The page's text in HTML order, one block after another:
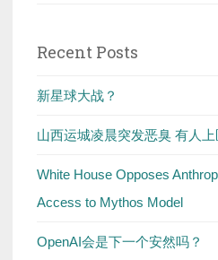
Recent Posts
新星球大战？
山西运城凌晨突发恶臭 有人
White House Opposes
Access to Mythos Model
OpenAI会是下一个安然吗？